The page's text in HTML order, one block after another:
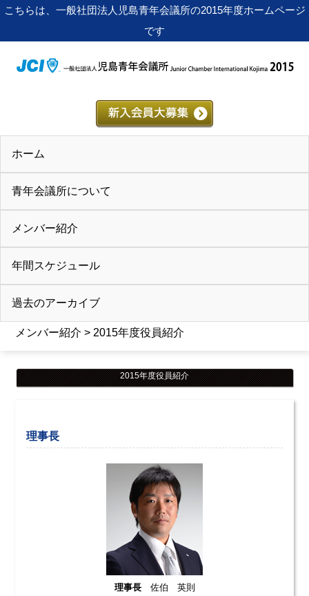
こちらは、一般社団法人児島青年会議所の2015年度ホームページ
です
ホーム
青年会議所について
メンバー紹介
年間スケジュール
過去のアーカイブ
メンバー紹介 > 2015年度役員紹介
2015年度役員紹介
理事長
理事長佐伯 英則